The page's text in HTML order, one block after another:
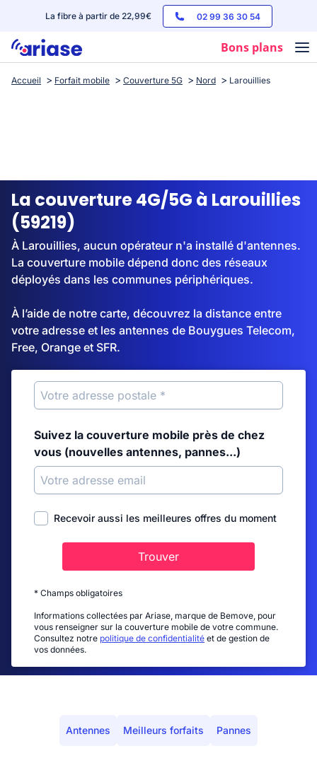
La fibre à partir de 22,99€ 02 99 36 30 54
Bons plans
Box internet
Streaming
Accueil Forfait mobile Couverture 5G Nord Larouillies
La couverture 4G/5G à Larouillies
(59219)
À Larouillies, aucun opérateur n'a installé d'antennes.
La couverture mobile dépend donc des réseaux
déployés dans les communes périphériques.
À l’aide de notre carte, découvrez la distance entre
votre adresse et les antennes de Bouygues Telecom,
Free, Orange et SFR.
Suivez la couverture mobile près de chez
vous (nouvelles antennes, pannes...)
Recevoir aussi les meilleures offres du moment
Trouver
* Champs obligatoires
Informations collectées par Ariase, marque de Bemove, pour
vous renseigner sur la couverture mobile de votre commune.
Consultez notre politique de confidentialité et de gestion de
vos données.
Antennes Meilleurs forfaits Pannes